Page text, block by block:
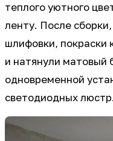
теплого уютного
ленту. После
шлифовки, покраски
и натянули матовый
одновременной
светодиодных